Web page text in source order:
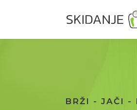
BRŽI - JAČI -